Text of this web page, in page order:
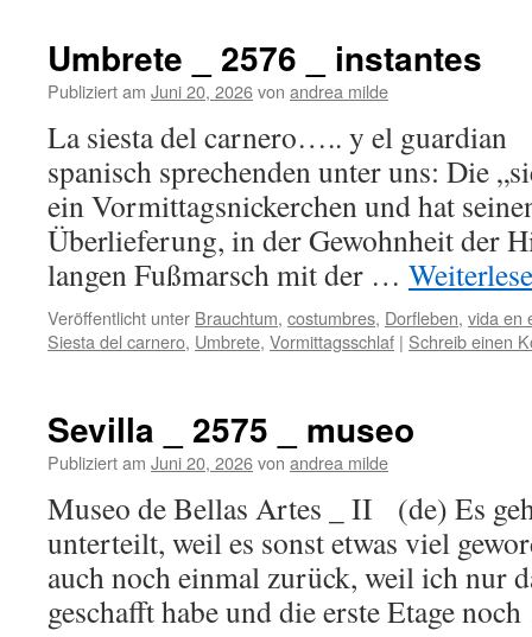
Umbrete _ 2576 _ instantes
Publiziert am Juni 20, 2026von andrea milde
La siesta del carnero….. y el guardian
spanisch sprechenden unter uns: Die
ein Vormittagsnickerchen und hat
Überlieferung, in der Gewohnheit der
langen Fußmarsch mit der …
Veröffentlicht unter Brauchtum, costumbres, Dorfleben, vida en
Siesta del carnero, Umbrete, Vormittagsschlaf | Schreib einen
Sevilla _ 2575 _ museo
Publiziert am Juni 20, 2026von andrea milde
Museo de Bellas Artes _ II (de) Es
unterteilt, weil es sonst etwas viel
auch noch einmal zurück, weil ich nur
geschafft habe und die erste Etage